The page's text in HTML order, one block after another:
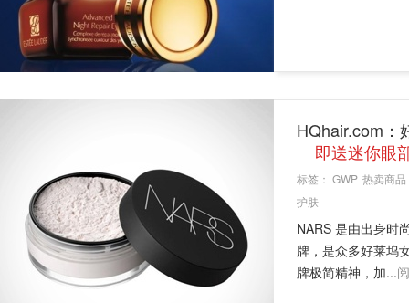
HQhair.com：
即送迷你眼
标签： GWP 热卖商品
护肤
NARS 是由出身时
牌，是众多好莱坞
牌极简精神，加...